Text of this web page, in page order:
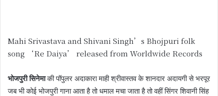
Mahi Srivastava and Shivani Singh’s Bhojpuri folk
song ‘Re Daiya’ released from Worldwide Records
भोजपुरी सिनेमाकी पॉपुलर अदाकारा माही श्रीवास्तव के शानदार अदायगी से भरपूर
जब भी कोई भोजपुरी गाना आता है तो धमाल मचा जाता है तो वहीं सिंगर शिवानी सिंह